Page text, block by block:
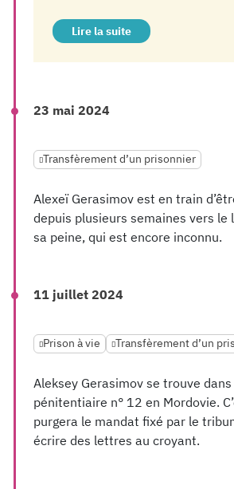
Lire la suite
23 mai 2024
Transfèrement d’un prisonnier
Alexeï Gerasimov est en train
depuis plusieurs semaines vers le
sa peine, qui est encore inconnu.
11 juillet 2024
Prison à vie Transfèrement d’un
Aleksey Gerasimov se trouve
pénitentiaire n° 12 en Mordovie.
purgera le mandat fixé par le
écrire des lettres au croyant.